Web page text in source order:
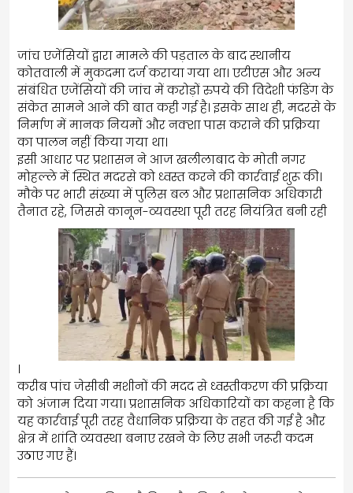
जांच एजेंसियों द्वारा मामले की पड़ताल के बाद स्थानीय
कोतवाली में मुकदमा दर्ज कराया गया था। एटीएस और अन्य
संबंधित एजेंसियों की जांच में करोड़ों रुपये की विदेशी फंडिंग के
संकेत सामने आने की बात कही गई है। इसके साथ ही, मदरसे के
निर्माण में मानक नियमों और नक्शा पास कराने की प्रक्रिया
का पालन नहीं किया गया था।
इसी आधार पर प्रशासन ने आज खलीलाबाद के मोती नगर
मोहल्ले में स्थित मदरसे को ध्वस्त करने की कार्रवाई शुरू की।
मौके पर भारी संख्या में पुलिस बल और प्रशासनिक अधिकारी
तैनात रहे, जिससे कानून-व्यवस्था पूरी तरह नियंत्रित बनी रही
।
करीब पांच जेसीबी मशीनों की मदद से ध्वस्तीकरण की प्रक्रिया
को अंजाम दिया गया। प्रशासनिक अधिकारियों का कहना है कि
यह कार्रवाई पूरी तरह वैधानिक प्रक्रिया के तहत की गई है और
क्षेत्र में शांति व्यवस्था बनाए रखने के लिए सभी जरूरी कदम
उठाए गए हैं।